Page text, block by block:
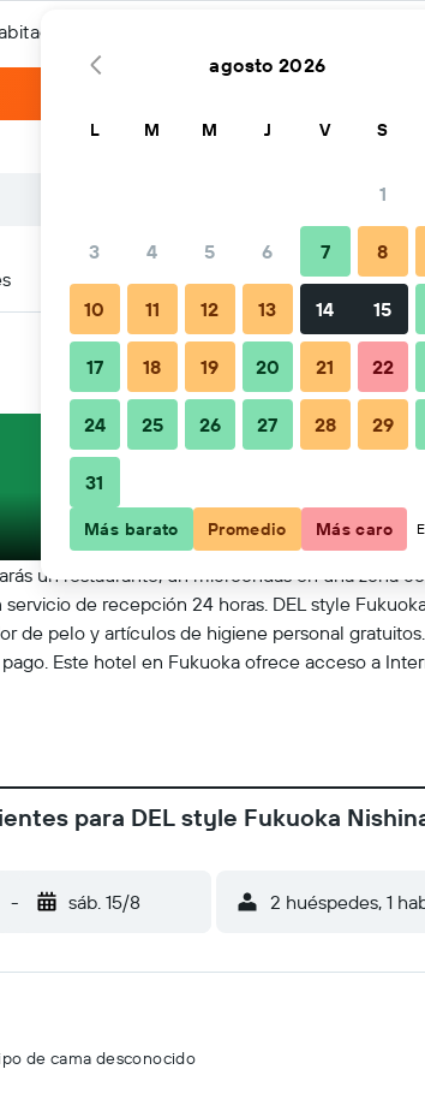
Ubicación Consejos y preguntas
un restaurante, un microondas en una zona
de recepción 24 horas. DEL style
de pelo y artículos de higiene personal
Este hotel en Fukuoka ofrece acceso a
para DEL style Fukuoka
- sáb. 15/8 2 huéspedes, 1
de cama desconocido
agosto 2026
L M M J V S
1
3 4 5 6 7 8
10 11 12 13 14 15
17 18 19 20 21 22
24 25 26 27 28 29
31
Más barato Promedio Más caro